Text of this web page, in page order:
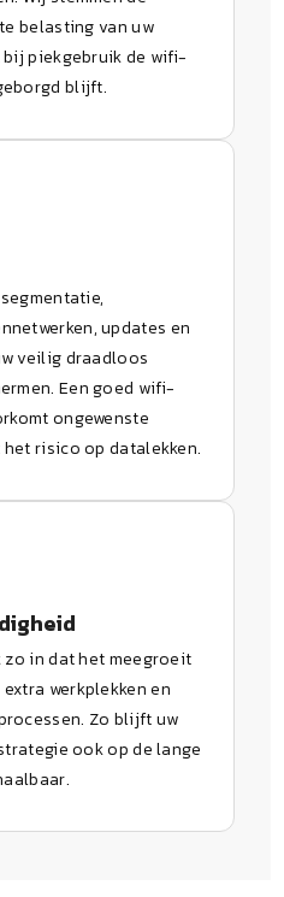
belasting van uw
piekgebruik de wifi-
blijft.
updates en
veilig draadloos
Een goed wifi-
ongewenste
risico op datalekken.
in dat het meegroeit
werkplekken en
Zo blijft uw
ook op de lange